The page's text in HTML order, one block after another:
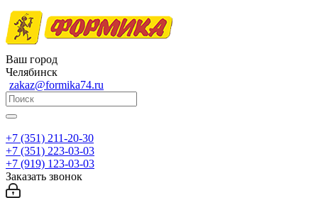
Ваш город
Челябинск
zakaz@formika74.ru
+7 (351) 211-20-30
+7 (351) 223-03-03
+7 (919) 123-03-03
Заказать звонок